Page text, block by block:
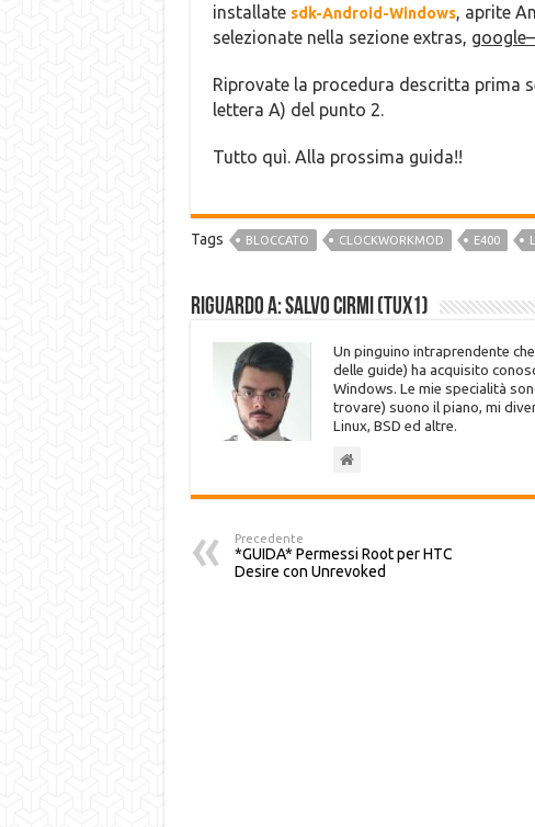
installate sdk-Android-Windows, aprite
selezionate nella sezione extras,
Riprovate la procedura descritta prima
lettera A) del punto 2.
Tutto quì. Alla prossima guida!!
Tags BLOCCATO CLOCKWORKMOD E400
Riguardo a: Salvo Cirmi (Tux1)
Un pinguino intraprendente
delle guide) ha acquisito
Windows. Le mie specialità
trovare) suono il piano, mi
Linux, BSD ed altre.
Precedente
*GUIDA* Permessi Root per HTC
Desire con Unrevoked